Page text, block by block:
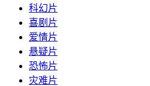
科幻片
喜剧片
爱情片
悬疑片
恐怖片
灾难片